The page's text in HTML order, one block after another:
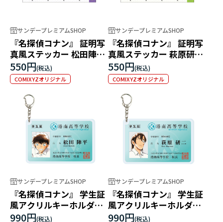
サンデープレミアムSHOP
『名探偵コナン』 証明写
真風ステッカー 松田陣平
（港南高等学校）
550円
COMIXYZオリジナル
サンデープレミアムSHOP
『名探偵コナン』 証明写
真風ステッカー 萩原研二
（港南高等学校）
550円
COMIXYZオリジナル
サンデープレミアムSHOP
『名探偵コナン』 学生証
風アクリルキーホルダー
松田陣平（港南高等学
990円
サンデープレミアムSHOP
『名探偵コナン』 学生証
風アクリルキーホルダー
萩原研二（港南高等学
990円